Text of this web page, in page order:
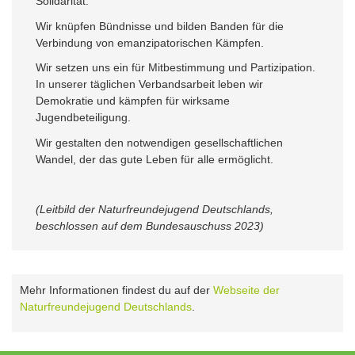
Wir knüpfen Bündnisse und bilden Banden für die
Verbindung von emanzipatorischen Kämpfen.
Wir setzen uns ein für Mitbestimmung und Partizipation.
In unserer täglichen Verbandsarbeit leben wir
Demokratie und kämpfen für wirksame
Jugendbeteiligung.
Wir gestalten den notwendigen gesellschaftlichen
Wandel, der das gute Leben für alle ermöglicht.
(Leitbild der Naturfreundejugend Deutschlands,
beschlossen auf dem Bundesauschuss 2023)
Mehr Informationen findest du auf der Webseite der
Naturfreundejugend Deutschlands